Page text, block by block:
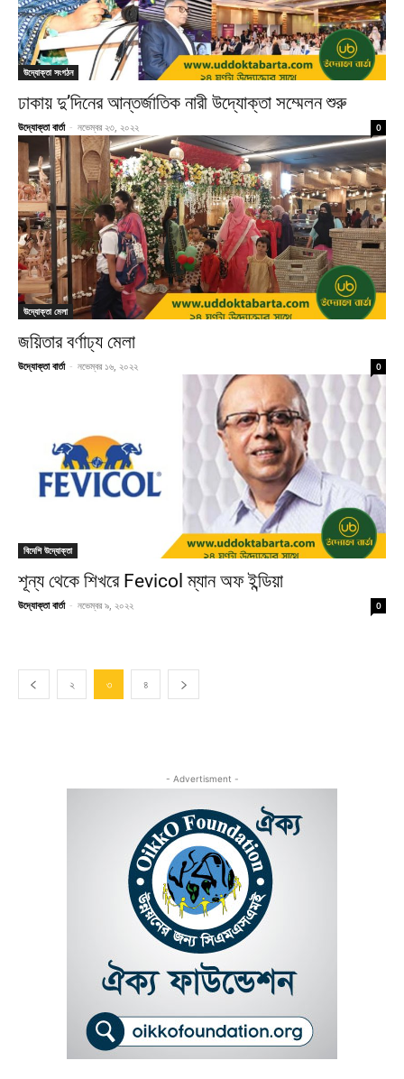
উদ্যোক্তা সংগঠন
ঢাকায় দু’দিনের আন্তর্জাতিক নারী উদ্যোক্তা সম্মেলন শুরু
উদ্যোক্তা বার্তা - নভেম্বর ২৩, ২০২২ 0
উদ্যোক্তা মেলা
জয়িতার বর্ণাঢ্য মেলা
উদ্যোক্তা বার্তা - নভেম্বর ১৬, ২০২২ 0
বিদেশি উদ্যোক্তা
শূন্য থেকে শিখরে Fevicol ম্যান অফ ইন্ডিয়া
উদ্যোক্তা বার্তা - নভেম্বর ৯, ২০২২ 0
২ ৩ ৪
- Advertisment -